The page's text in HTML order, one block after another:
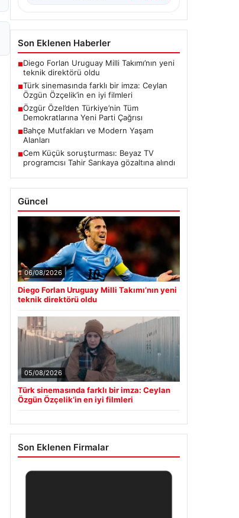
Son Eklenen Haberler
■Diego Forlan Uruguay Milli Takımı’nın yeni
teknik direktörü oldu
■Türk sinemasında farklı bir imza: Ceylan
Özgün Özçelik’in en iyi filmleri
■Özgür Özel’den Türkiye’nin Tüm
Demokratlarına Yeni Parti Çağrısı
■Bahçe Mutfakları ve Modern Yaşam
Alanları
■Cem Küçük soruşturması: Beyaz TV
programcısı Tahir Sarıkaya gözaltına alındı
Güncel
06/08/2026
Diego Forlan Uruguay Milli Takımı’nın yeni
teknik direktörü oldu
05/08/2026
Türk sinemasında farklı bir imza: Ceylan
Özgün Özçelik’in en iyi filmleri
Son Eklenen Firmalar